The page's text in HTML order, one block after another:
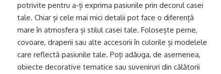
potrivite pentru a-ți exprima pasiunile prin decorul casei
tale. Chiar și cele mai mici detalii pot face o diferență
mare în atmosfera și stilul casei tale. Folosește perne,
covoare, draperii sau alte accesorii în culorile și modelele
care reflectă pasiunile tale. Poți adăuga, de asemenea,
obiecte decorative tematice sau suveniruri din călătorii